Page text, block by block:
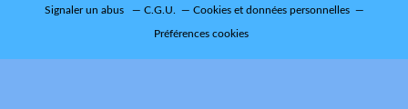
Signaler un abus C.G.U. Cookies et données personnelles
Préférences cookies